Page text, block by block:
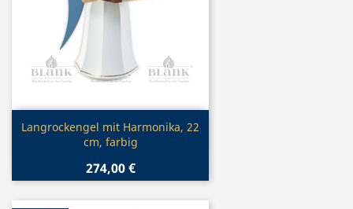
Vorschau
Langrockengel mit Harmonika, 22
cm, farbig
274,00 €